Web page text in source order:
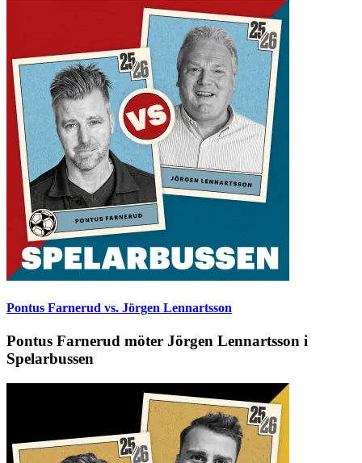
Pontus Farnerud vs. Jörgen Lennartsson
Pontus Farnerud möter Jörgen Lennartsson i
Spelarbussen